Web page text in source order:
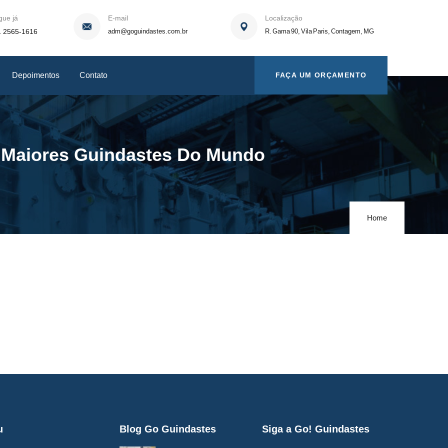
já
2565-1616
E-mail
adm@goguindastes.com.br
Localização
R. Gama 90, Vila Paris, Contagem, MG
Depoimentos Contato FAÇA UM ORÇAMENTO
Maiores Guindastes Do Mundo
Home
Blog Go Guindastes Siga a Go! Guindastes